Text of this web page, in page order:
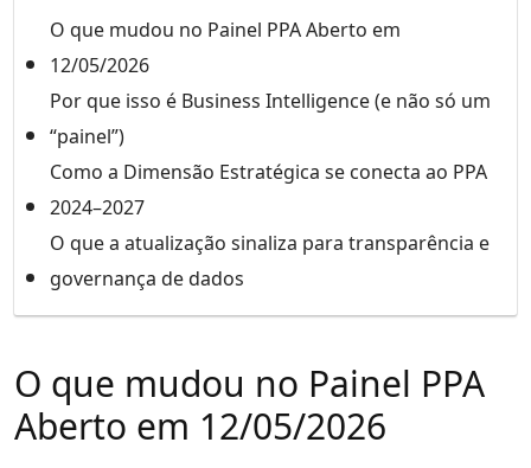
O que mudou no Painel PPA Aberto em
12/05/2026
Por que isso é Business Intelligence (e não só um
“painel”)
Como a Dimensão Estratégica se conecta ao PPA
2024–2027
O que a atualização sinaliza para transparência e
governança de dados
O que mudou no Painel PPA
Aberto em 12/05/2026